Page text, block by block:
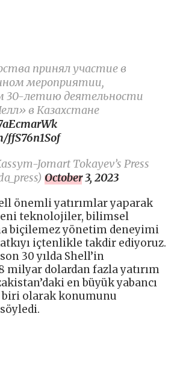
принял участие в
мероприятии,
30-летию деятельности
в Казахстане
ffS76n1Sof
Jomart Tokayev’s Press
October 3, 2023
önemli yatırımlar yaparak
teknolojiler, bilimsel
biçilemez yönetim deneyimi
içtenlikle takdir ediyoruz.
30 yılda Shell’in
milyar dolardan fazla yatırım
en büyük yabancı
biri olarak konumunu